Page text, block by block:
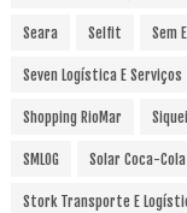
Seara Selfit Sem
Seven Logística E Serviços
Shopping RioMar
SMLOG Solar Coca-Cola
Stork Transporte E